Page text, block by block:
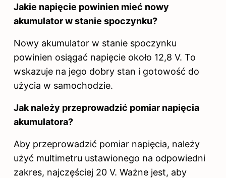
Jakie napięcie powinien mieć nowy
akumulator w stanie spoczynku?
Nowy akumulator w stanie spoczynku
powinien osiągać napięcie około 12,8 V. To
wskazuje na jego dobry stan i gotowość do
użycia w samochodzie.
Jak należy przeprowadzić pomiar napięcia
akumulatora?
Aby przeprowadzić pomiar napięcia, należy
użyć multimetru ustawionego na odpowiedni
zakres, najczęściej 20 V. Ważne jest, aby